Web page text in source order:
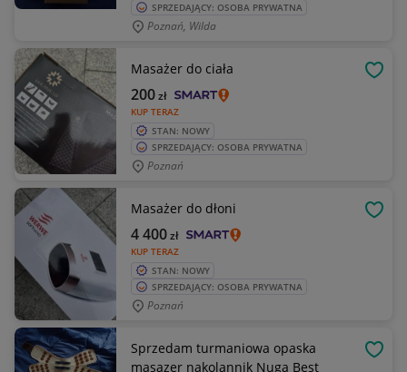
SPRZEDAJĄCY: OSOBA PRYWATNA
Poznań, Wilda
Masażer do ciała
KUP TERAZ
200zł
STAN: NOWY
SPRZEDAJĄCY: OSOBA PRYWATNA
Poznań
Masażer do dłoni
KUP TERAZ
4 400zł
STAN: NOWY
SPRZEDAJĄCY: OSOBA PRYWATNA
Poznań
Sprzedam turmaniowa opaska
masazer nakolannik Nuga Best